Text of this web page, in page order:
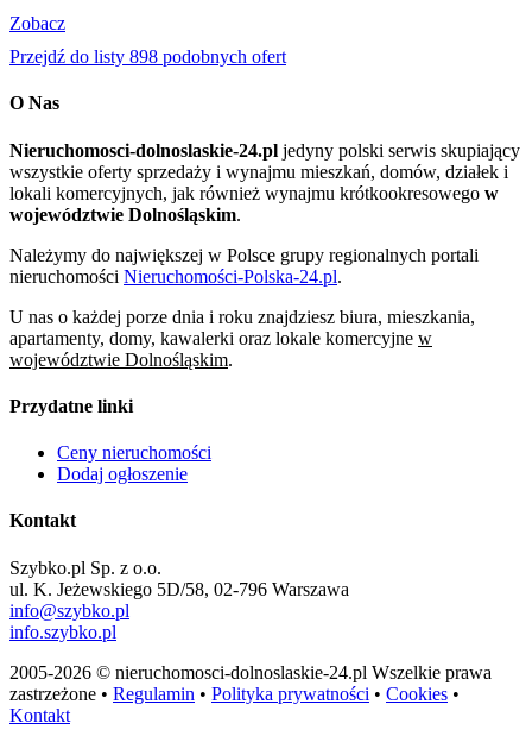
Zobacz
Przejdź do listy 898 podobnych ofert
O Nas
Nieruchomosci-dolnoslaskie-24.pl jedyny polski serwis skupiający
wszystkie oferty sprzedaży i wynajmu mieszkań, domów, działek i
lokali komercyjnych, jak również wynajmu krótkookresowego w
województwie Dolnośląskim.
Należymy do największej w Polsce grupy regionalnych portali
nieruchomości Nieruchomości-Polska-24.pl.
U nas o każdej porze dnia i roku znajdziesz biura, mieszkania,
apartamenty, domy, kawalerki oraz lokale komercyjne w
województwie Dolnośląskim.
Przydatne linki
Ceny nieruchomości
Dodaj ogłoszenie
Kontakt
Szybko.pl Sp. z o.o.
ul. K. Jeżewskiego 5D/58, 02-796 Warszawa
info@szybko.pl
info.szybko.pl
2005-2026 © nieruchomosci-dolnoslaskie-24.pl Wszelkie prawa
zastrzeżone • Regulamin • Polityka prywatności • Cookies •
Kontakt